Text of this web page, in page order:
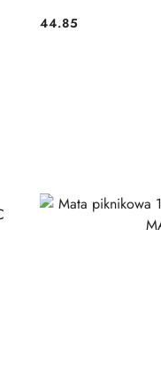
Cena:
44.85